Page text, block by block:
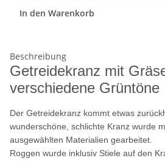
In den Warenkorb
Beschreibung
Getreidekranz mit
verschiedene Grüntöne
Der Getreidekranz kommt etwas
wunderschöne, schlichte Kranz wurde
ausgewählten Materialien gearbeitet.
Roggen wurde inklusiv Stiele auf den